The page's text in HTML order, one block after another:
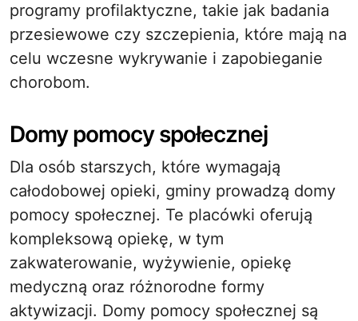
programy profilaktyczne, takie jak badania
przesiewowe czy szczepienia, które mają na
celu wczesne wykrywanie i zapobieganie
chorobom.
Domy pomocy społecznej
Dla osób starszych, które wymagają
całodobowej opieki, gminy prowadzą domy
pomocy społecznej. Te placówki oferują
kompleksową opiekę, w tym
zakwaterowanie, wyżywienie, opiekę
medyczną oraz różnorodne formy
aktywizacji. Domy pomocy społecznej są